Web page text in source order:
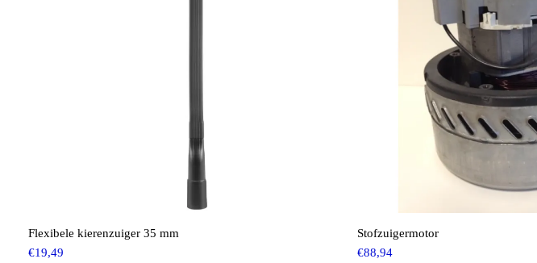
Flexibele kierenzuiger 35 mm
€19,49
Stofzuigermotor
€88,94